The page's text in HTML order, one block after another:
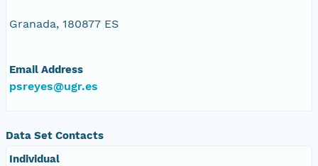
Granada, 180877 ES
Email Address
psreyes@ugr.es
Data Set Contacts
Individual